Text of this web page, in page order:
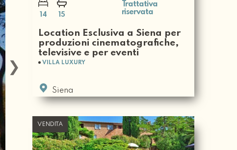
14 15
Trattativa
riservata
Location Esclusiva a Siena per
produzioni cinematografiche,
televisive e per eventi
VILLA LUXURY
Siena
VENDITA